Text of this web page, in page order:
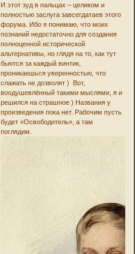
И этот зуд в пальцах – целиком и
полностью заслуга завсегдатаев этого
форума. Ибо я понимаю, что моих
познаний недостаточно для создания
полноценной исторической
альтернативы, но глядя на то, как тут
бьются за каждый винтик,
проникаешься уверенностью, что
слажать не дозволят ) Вот,
воодушевлённый такими мыслями, я и
решился на страшное ) Названия у
произведения пока нет. Рабочим пусть
будет «Освободитель», а там
поглядим.